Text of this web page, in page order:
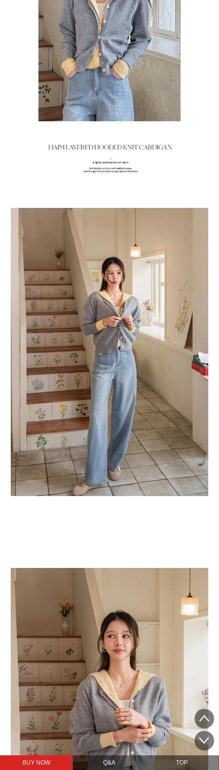
BUY NOW Q&A TOP